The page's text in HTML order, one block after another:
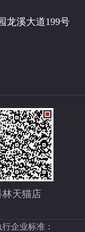
龙溪大道199号
林天猫店
企业标准：